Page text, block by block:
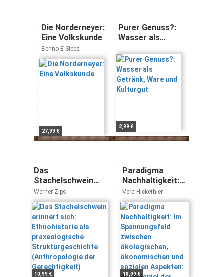
Die Norderneyer:
Eine Volkskunde
Benno E Siebs
27,99 €
Purer Genuss?:
Wasser als
und Kulturgut
2,99 €
Das
Stachelschwein
erinnert sich:
Ethnohistorie als
praxeologische
Strukturgeschichte
(Anthropologie der
Gerechtigkeit)
Werner Zips
10,99 €
Paradigma
Nachhaltigkeit:
Im Spannungsfeld
zwischen
ökologischen,
ökonomischen
und sozialen
Aspekten: Am
Beispiel der
Palmölproduktion
in Indonesien
Vera Hickethier
18,99 €